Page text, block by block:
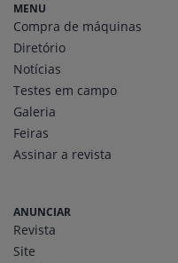
MENU
Compra de máquinas
Diretório
Notícias
Testes em campo
Galeria
Feiras
Assinar a revista
ANUNCIAR
Revista
Site